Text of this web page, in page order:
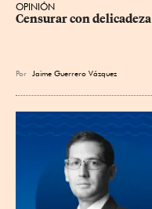
OPINIÓN
Censurar con delicadeza
Por Jaime Guerrero Vázquez